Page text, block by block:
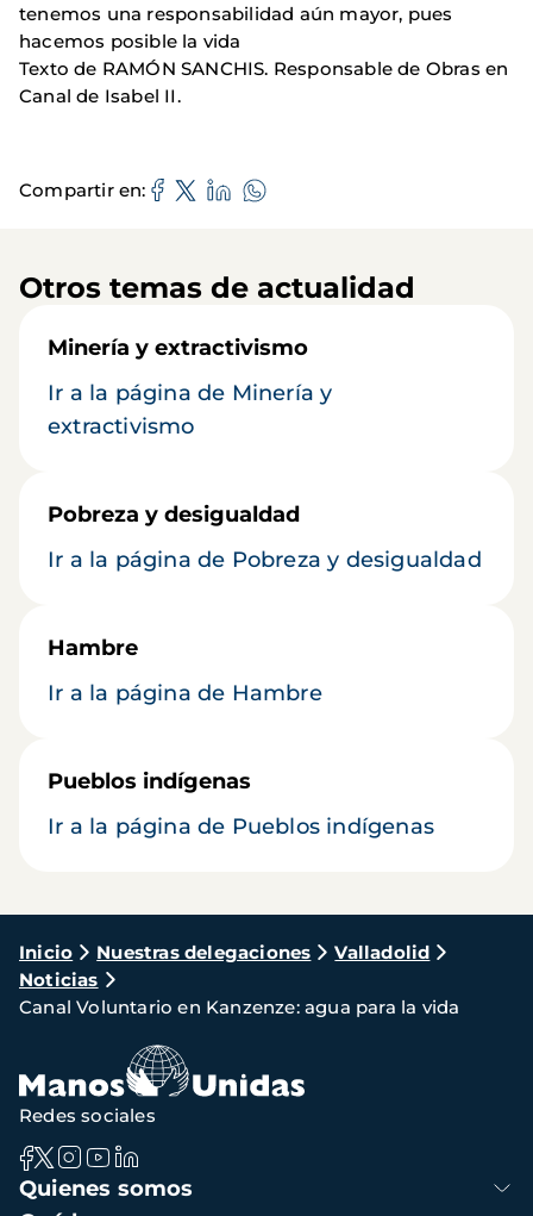
tenemos una responsabilidad aún mayor, pues
hacemos posible la vida
Texto de RAMÓN SANCHIS. Responsable de Obras en
Canal de Isabel II.
Compartir en
Otros temas de actualidad
Minería y extractivismo
Ir a la página de Minería y
extractivismo
Pobreza y desigualdad
Ir a la página de Pobreza y desigualdad
Hambre
Ir a la página de Hambre
Pueblos indígenas
Ir a la página de Pueblos indígenas
Ruta
de
navegación
Inicio Nuestras delegaciones
Valladolid
Noticias
Canal Voluntario en Kanzenze: agua para la vida
Navegación
principal
Quienes somos
Redes sociales